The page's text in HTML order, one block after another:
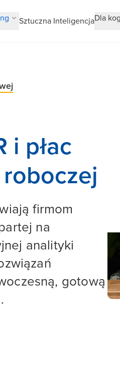
Sztuczna InteligencjaDla
i płac
roboczej
firmom
na
analityki
gotową